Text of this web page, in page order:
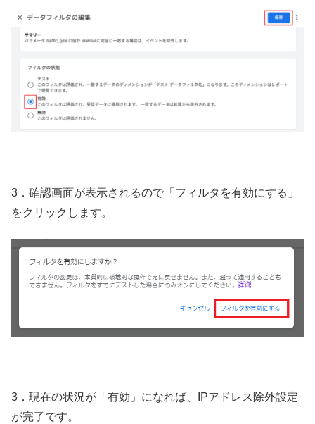
3．確認画面が表示されるので「フィルタを有効にする」
をクリックします。
3．現在の状況が「有効」になれば、IPアドレス除外設定
が完了です。